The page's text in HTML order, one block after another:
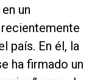
un
país. En él, la
ha firmado un